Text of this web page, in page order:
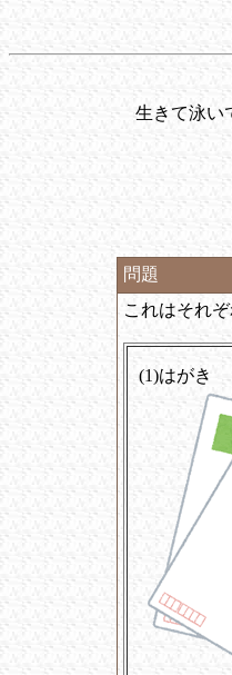
生きて泳い
問題
これはそれ
(1)はがき